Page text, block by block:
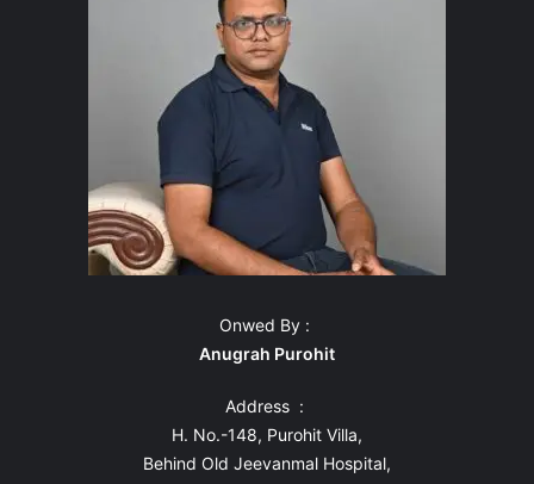
Onwed By :
Anugrah Purohit
Address :
H. No.-148, Purohit Villa,
Behind Old Jeevanmal Hospital,